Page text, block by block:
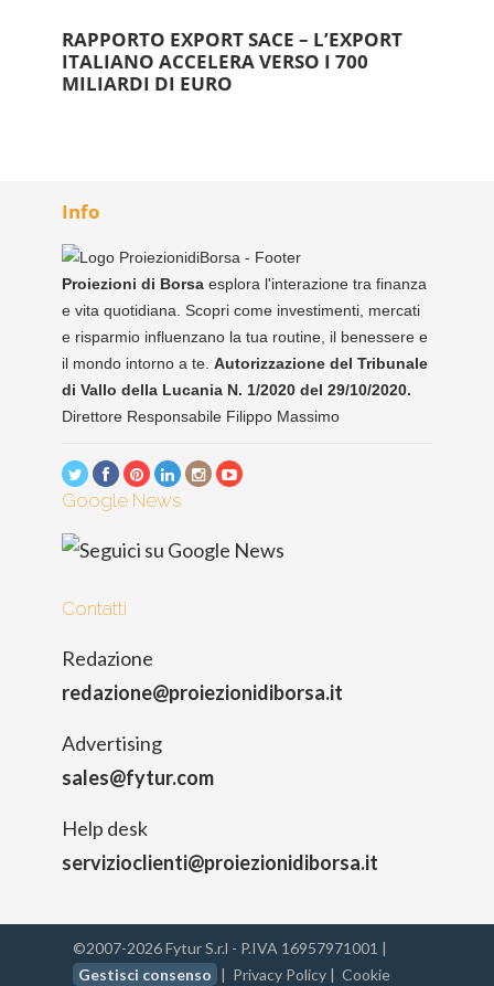
RAPPORTO EXPORT SACE – L’EXPORT
ITALIANO ACCELERA VERSO I 700
MILIARDI DI EURO
Info
Proiezioni di Borsa esplora l'interazione tra finanza
e vita quotidiana. Scopri come investimenti, mercati
e risparmio influenzano la tua routine, il benessere e
il mondo intorno a te. Autorizzazione del Tribunale
di Vallo della Lucania N. 1/2020 del 29/10/2020.
Direttore Responsabile Filippo Massimo
Google News
Contatti
Redazione
redazione@proiezionidiborsa.it
Advertising
sales@fytur.com
Help desk
servizioclienti@proiezionidiborsa.it
©2007-2026 Fytur S.r.l - P.IVA 16957971001 |
Gestisci consenso | Privacy Policy | Cookie